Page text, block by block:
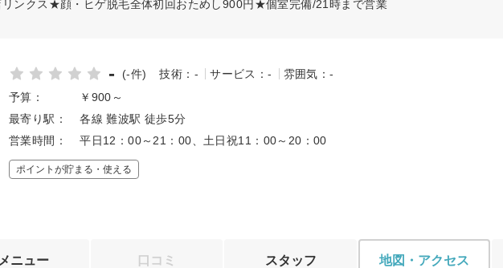
ンクス★顔・ヒゲ脱毛全体初回おためし900円★個室完備/21時まで営業
- (-件) 技術：- サービス：-
雰囲気：-
予算：
￥900～
最寄り駅：
各線 難波駅 徒歩5分
営業時間：
平日12：00～21：00、土日祝11：00～20：00
ポイントが貯まる・使える
メニュー 口コミ スタッフ 地図・アクセス